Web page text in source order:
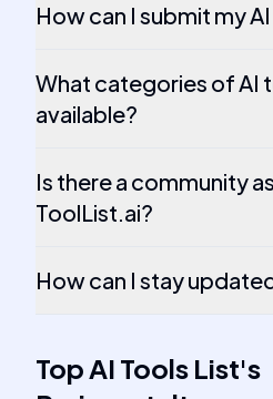
How can I submit my
What categories of AI
available?
Is there a community
ToolList.ai?
How can I stay
Top AI Tools List's